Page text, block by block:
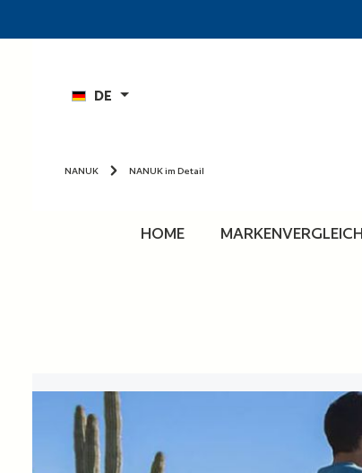
DE
NANUK NANUK im Detail
HOME MARKENVERGLEICH